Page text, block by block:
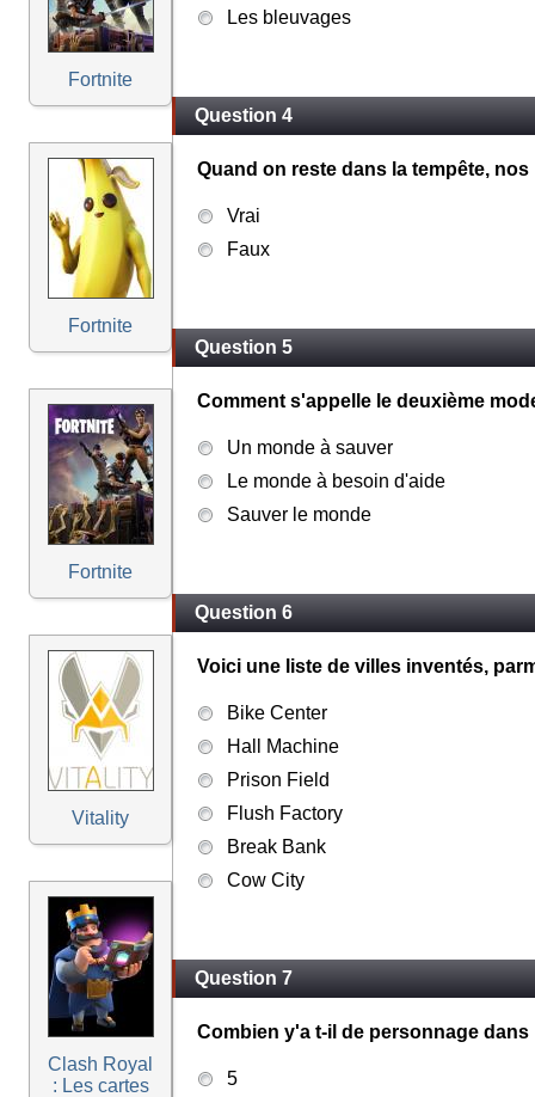
Fortnite
Fortnite
Fortnite
Vitality
Clash Royal
: Les cartes
Les bleuvages
Question 4
Quand on reste dans la tempête,
Vrai
Faux
Question 5
Comment s'appelle le deuxième
Un monde à sauver
Le monde à besoin d'aide
Sauver le monde
Question 6
Voici une liste de villes inventés,
Bike Center
Hall Machine
Prison Field
Flush Factory
Break Bank
Cow City
Question 7
Combien y'a t-il de personnage
5